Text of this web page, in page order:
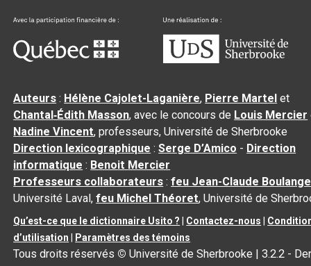
Auteurs : Hélène Cajolet-Laganière, Pierre Martel et
Chantal‑Édith Masson, avec le concours de Louis Mercier
Nadine Vincent, professeurs, Université de Sherbrooke
Direction lexicographique :Serge D’Amico - Direction
informatique : Benoit Mercier
Professeurs collaborateurs :feu Jean-Claude
Université Laval,feu Michel Théoret, Université de
Qu’est-ce que le dictionnaire Usito ? Contactez-nous
d’utilisation
Paramètres des témoins
Tous droits réservés © Université de Sherbrooke |3.2.2 -